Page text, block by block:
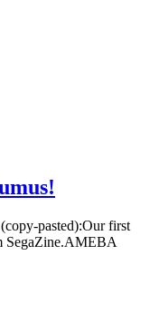
pasted):Our first
SegaZine.AMEBA